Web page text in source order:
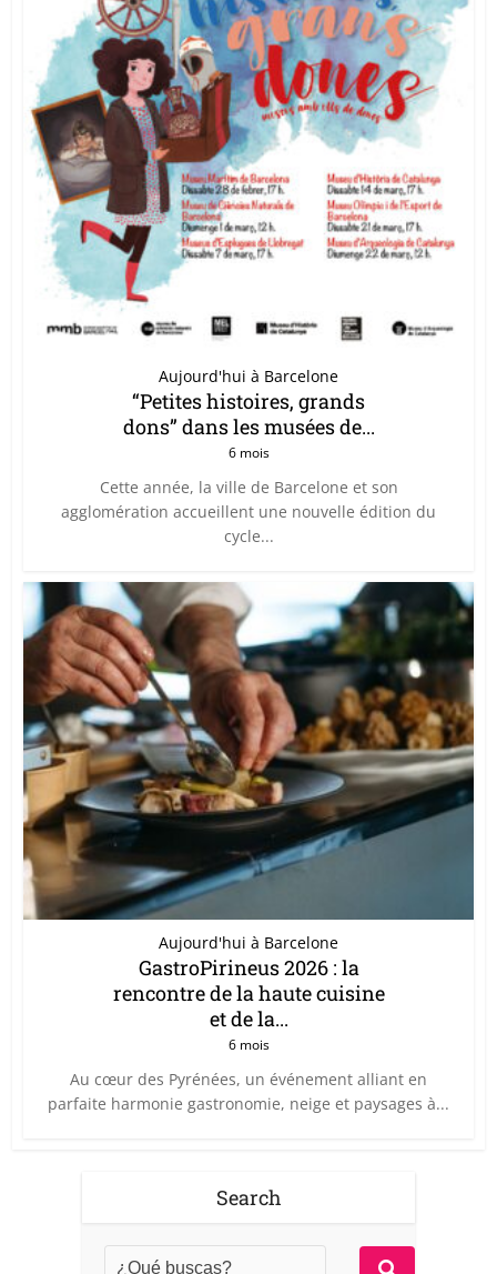
Aujourd'hui à Barcelone
“Petites histoires, grands
dons” dans les musées de...
6 mois
Cette année, la ville de Barcelone et son
agglomération accueillent une nouvelle édition du
cycle...
Aujourd'hui à Barcelone
GastroPirineus 2026 : la
rencontre de la haute cuisine
et de la...
6 mois
Au cœur des Pyrénées, un événement alliant en
parfaite harmonie gastronomie, neige et paysages à...
Search